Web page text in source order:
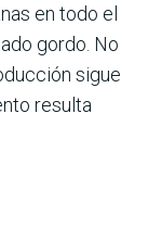
en todo el
gordo. No
sigue
resulta